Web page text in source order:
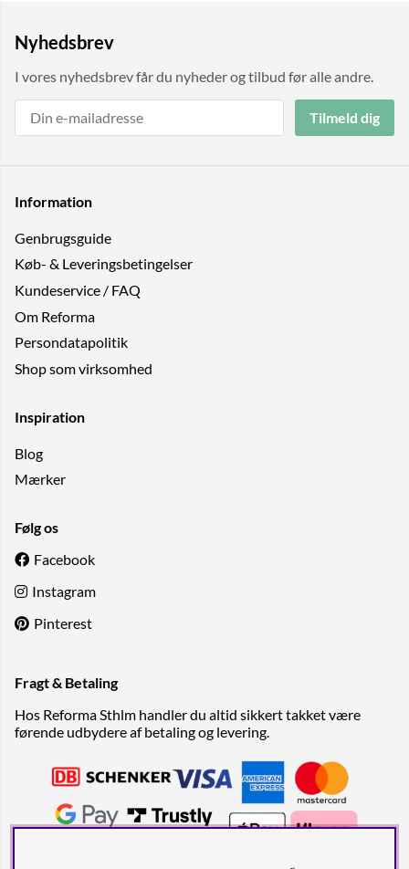
Nyhedsbrev
I vores nyhedsbrev får du nyheder og tilbud før alle andre.
Tilmeld dig
Information
Genbrugs­guide
Køb- & Leveringsbetingelser
Kundeservice / FAQ
Om Reforma
Persondatapolitik
Shop som virksomhed
Inspiration
Blog
Mærker
Følg os
Facebook
Instagram
Pinterest
Fragt & Betaling
Hos Reforma Sthlm handler du altid sikkert takket være
førende udbydere af betaling og levering.